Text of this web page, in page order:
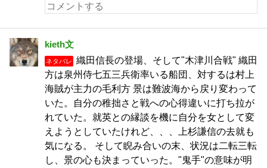
kieth文
ネタバレ
織田信長の登場、そして"木津川合戦" 織田
方は泉州侍七五三兵衛率いる船団、対するは村上
海賊が主力の毛利方 景は難波海から戻り変わって
いた。自分の稚拙さと戦への心得違いに打ち拉が
れていた。就英との縁談を機に自分を女として変
えようとしていたけれど、、、上杉謙信の去就も
気になる。 そして睨み合いの末、状況は二転三転
し、景の心も決まっていった。"鬼手"の意味が明